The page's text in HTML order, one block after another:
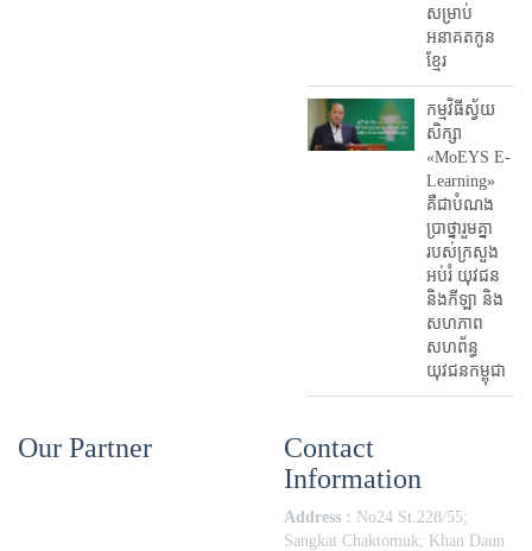
សម្រាប់
អនាគតកូន
ខ្មែរ
កម្មវិធីស្វ័យ
សិក្សា
«MoEYS E-
Learning»
គឺជាបំណង
ប្រាថ្នារួមគ្នា
របស់ក្រសួង
អប់រំ​ យុវជន
និងកីឡា និង
សហភាព
សហព័ន្ធ
យុវជនកម្ពុជា
Our Partner
Contact
Information
Address : No24 St.228/55;
Sangkat Chaktomuk; Khan Daun